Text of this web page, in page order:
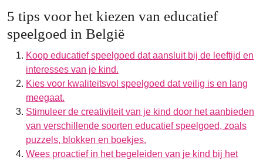
5 tips voor het kiezen van educatief
speelgoed in België
Koop educatief speelgoed dat aansluit bij de leeftijd en
interesses van je kind.
Kies voor kwaliteitsvol speelgoed dat veilig is en lang
meegaat.
Stimuleer de creativiteit van je kind door het aanbieden
van verschillende soorten educatief speelgoed, zoals
puzzels, blokken en boekjes.
Wees proactief in het begeleiden van je kind bij het